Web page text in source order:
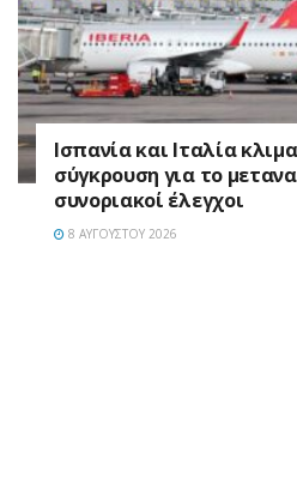
Ισπανία και Ιταλία
σύγκρουση για το
συνοριακοί έλεγχοι
8 ΑΥΓΟΎΣΤΟΥ 2026